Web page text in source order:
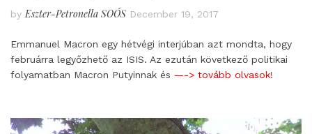
byEszter-Petronella SOÓS December 19, 2017
Emmanuel Macron egy hétvégi interjúban azt mondta, hogy
februárra legyőzhető az ISIS. Az ezután következő politikai
folyamatban Macron Putyinnak és —-> tovább olvasok!